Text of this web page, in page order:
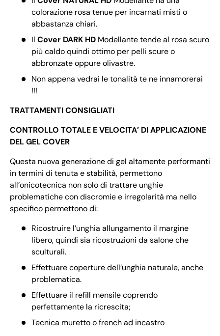
colorazione rosa tenue per incarnati misti o
abbastanza chiari.
Il Cover DARK HD Modellante tende al rosa scuro
più caldo quindi ottimo per pelli scure o
abbronzate oppure olivastre.
Non appena vedrai le tonalità te ne innamorerai
!!!
TRATTAMENTI CONSIGLIATI
CONTROLLO TOTALE E VELOCITA’ DI APPLICAZIONE
DEL GEL COVER
Questa nuova generazione di gel altamente performanti
in termini di tenuta e stabilità, permettono
all’onicotecnica non solo di trattare unghie
problematiche con discromie e irregolarità ma nello
specifico permettono di:
Ricostruire l’unghia allungamento il margine
libero, quindi sia ricostruzioni da salone che
sculturali.
Effettuare coperture dell’unghia naturale, anche
problematica.
Effettuare il refill mensile coprendo
perfettamente la ricrescita;
Tecnica muretto o french ad incastro